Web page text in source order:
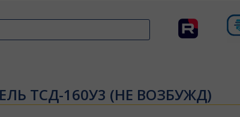
ТСД-160У3 (НЕ ВОЗБУЖД)